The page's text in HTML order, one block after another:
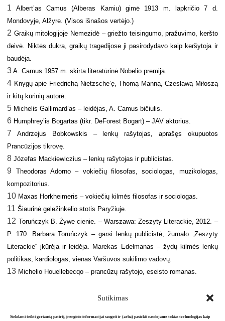
Sutikimas
Siekdami teikti geriausią patirtį, įrenginio informacijai saugoti ir (arba) pasiekti naudojame tokias technologijas kaip
1 Albert’as Camus (Alberas Kamiu) gimė 1913 m. lapkričio 7 d.
Mondovyje, Alžyre. (Visos išnašos vertėjo.)
2 Graikų mitologijoje Nemezidė – griežto teisingumo, pražuvimo, keršto
deivė. Niktės dukra, graikų tragedijose ji pasirodydavo kaip keršytoja ir
baudėja.
3 A. Camus 1957 m. skirta literatūrinė Nobelio premija.
4 Knygų apie Friedrichą Nietzsche’ę, Thomą Manną, Czesławą Miłoszą
ir kitų kūrinių autorė.
5 Michelis Gallimard’as – leidėjas, A. Camus bičiulis.
6 Humphrey’is Bogartas (tikr. DeForest Bogart) – JAV aktorius.
7
Andrzejus Bobkowskis – lenkų rašytojas, aprašęs okupuotos
Prancūzijos tikrovę.
8 Józefas Mackiewiczius – lenkų rašytojas ir publicistas.
9
Theodoras Adorno – vokiečių filosofas, sociologas, muzikologas,
kompozitorius.
10 Maxas Horkheimeris – vokiečių kilmės filosofas ir sociologas.
11 Šiaurinė geležinkelio stotis Paryžiuje.
12 Toruńczyk B. Żywe cienie. – Warszawa: Zeszyty Literackie, 2012. –
P. 170. Barbara Toruńczyk – garsi lenkų publicistė, žurnalo „Zeszyty
Literackie“ įkūrėja ir leidėja. Marekas Edelmanas – žydų kilmės lenkų
politikas, kardiologas, vienas Varšuvos sukilimo vadovų.
13 Michelio Houellebecqo – prancūzų rašytojo, eseisto romanas.